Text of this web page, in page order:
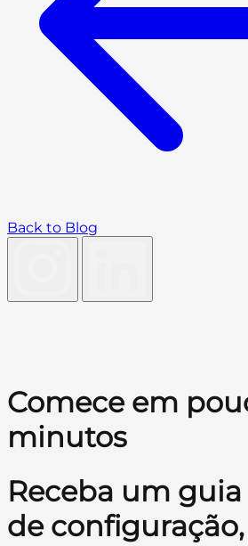
Back to Blog
Comece em
minutos
Receba um
de